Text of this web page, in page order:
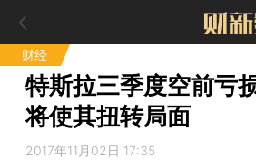
财经
特斯拉三季度空前亏
将使其扭转局面
2017年11月02日 17:35